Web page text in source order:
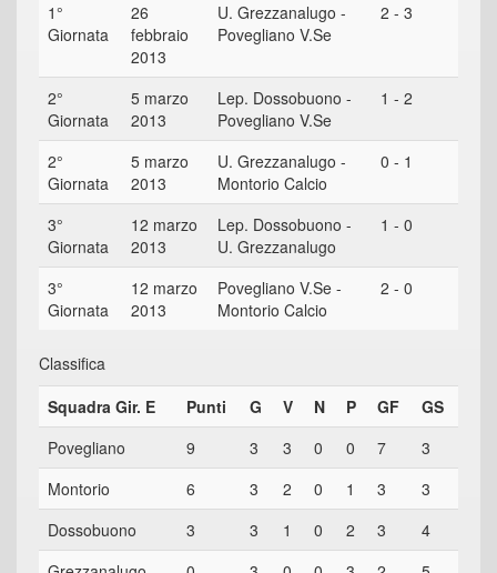
1°
Giornata
26
febbraio
2013
U. Grezzanalugo -
Povegliano V.Se
2 - 3
2°
Giornata
5 marzo
2013
Lep. Dossobuono -
Povegliano V.Se
1 - 2
2°
Giornata
5 marzo
2013
U. Grezzanalugo -
Montorio Calcio
0 - 1
3°
Giornata
12 marzo
2013
Lep. Dossobuono -
U. Grezzanalugo
1 - 0
3°
Giornata
12 marzo
2013
Povegliano V.Se -
Montorio Calcio
2 - 0
Classifica
Squadra Gir. E
Punti G V N P GF
GS
Povegliano
9 3 3 0 0 7
3
Montorio
6 3 2 0 1 3
3
Dossobuono
3 3 1 0 2 3
4